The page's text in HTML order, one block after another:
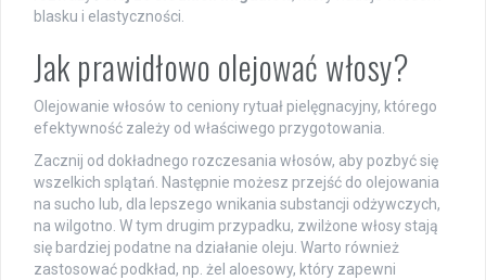
blasku i elastyczności.
Jak prawidłowo olejować włosy?
Olejowanie włosów to ceniony rytuał pielęgnacyjny, którego
efektywność zależy od właściwego przygotowania.
Zacznij od dokładnego rozczesania włosów, aby pozbyć się
wszelkich splątań. Następnie możesz przejść do olejowania
na sucho lub, dla lepszego wnikania substancji odżywczych,
na wilgotno. W tym drugim przypadku, zwilżone włosy stają
się bardziej podatne na działanie oleju. Warto również
zastosować podkład, np. żel aloesowy, który zapewni